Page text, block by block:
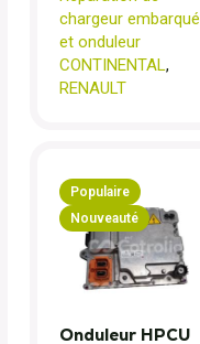
chargeur embarqué
et onduleur
CONTINENTAL,
RENAULT
Populaire
Nouveauté
Onduleur HPCU